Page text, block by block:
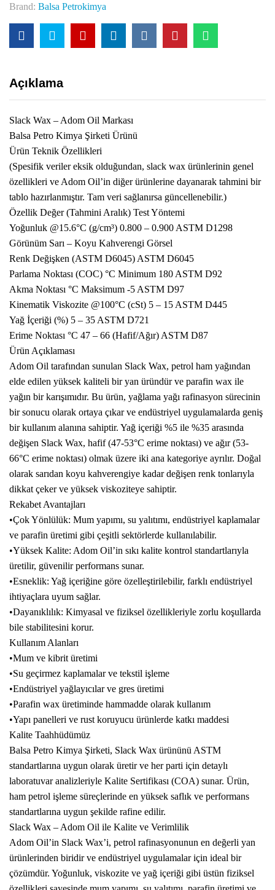
Brand: Balsa Petrokimya
Açıklama
Slack Wax – Adom Oil Markası
Balsa Petro Kimya Şirketi Ürünü
Ürün Teknik Özellikleri
(Spesifik veriler eksik olduğundan, slack wax ürünlerinin genel
özellikleri ve Adom Oil’in diğer ürünlerine dayanarak tahmini bir
tablo hazırlanmıştır. Tam veri sağlanırsa güncellenebilir.)
Özellik Değer (Tahmini Aralık) Test Yöntemi
Yoğunluk @15.6°C (g/cm³) 0.800 – 0.900 ASTM D1298
Görünüm Sarı – Koyu Kahverengi Görsel
Renk Değişken (ASTM D6045) ASTM D6045
Parlama Noktası (COC) °C Minimum 180 ASTM D92
Akma Noktası °C Maksimum -5 ASTM D97
Kinematik Viskozite @100°C (cSt) 5 – 15 ASTM D445
Yağ İçeriği (%) 5 – 35 ASTM D721
Erime Noktası °C 47 – 66 (Hafif/Ağır) ASTM D87
Ürün Açıklaması
Adom Oil tarafından sunulan Slack Wax, petrol ham yağından
elde edilen yüksek kaliteli bir yan üründür ve parafin wax ile
yağın bir karışımıdır. Bu ürün, yağlama yağı rafinasyon sürecinin
bir sonucu olarak ortaya çıkar ve endüstriyel uygulamalarda geniş
bir kullanım alanına sahiptir. Yağ içeriği %5 ile %35 arasında
değişen Slack Wax, hafif (47-53°C erime noktası) ve ağır (53-
66°C erime noktası) olmak üzere iki ana kategoriye ayrılır. Doğal
olarak sarıdan koyu kahverengiye kadar değişen renk tonlarıyla
dikkat çeker ve yüksek viskoziteye sahiptir.
Rekabet Avantajları
•Çok Yönlülük: Mum yapımı, su yalıtımı, endüstriyel kaplamalar
ve parafin üretimi gibi çeşitli sektörlerde kullanılabilir.
•Yüksek Kalite: Adom Oil’in sıkı kalite kontrol standartlarıyla
üretilir, güvenilir performans sunar.
•Esneklik: Yağ içeriğine göre özelleştirilebilir, farklı endüstriyel
ihtiyaçlara uyum sağlar.
•Dayanıklılık: Kimyasal ve fiziksel özellikleriyle zorlu koşullarda
bile stabilitesini korur.
Kullanım Alanları
•Mum ve kibrit üretimi
•Su geçirmez kaplamalar ve tekstil işleme
•Endüstriyel yağlayıcılar ve gres üretimi
•Parafin wax üretiminde hammadde olarak kullanım
•Yapı panelleri ve rust koruyucu ürünlerde katkı maddesi
Kalite Taahhüdümüz
Balsa Petro Kimya Şirketi, Slack Wax ürününü ASTM
standartlarına uygun olarak üretir ve her parti için detaylı
laboratuvar analizleriyle Kalite Sertifikası (COA) sunar. Ürün,
ham petrol işleme süreçlerinde en yüksek saflık ve performans
standartlarına uygun şekilde rafine edilir.
Slack Wax – Adom Oil ile Kalite ve Verimlilik
Adom Oil’in Slack Wax’i, petrol rafinasyonunun en değerli yan
ürünlerinden biridir ve endüstriyel uygulamalar için ideal bir
çözümdür. Yoğunluk, viskozite ve yağ içeriği gibi üstün fiziksel